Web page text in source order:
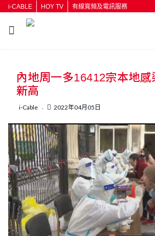
i-CABLE HOY TV 有線寬頻及電訊服務
按輸入鍵開始搜尋
內地周一多16412宗本地
新高
i-Cable 2022年04月05日